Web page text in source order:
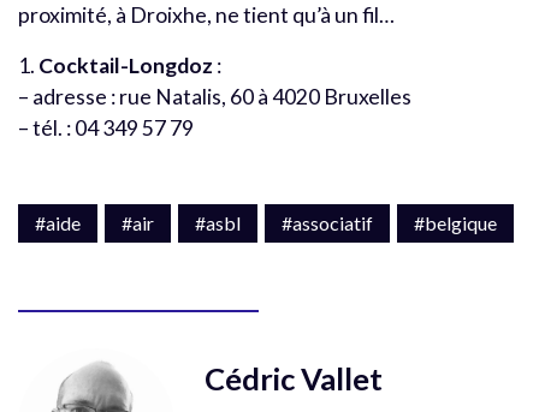
proximité, à Droixhe, ne tient qu’à un fil…
1. Cocktail-Longdoz :
– adresse : rue Natalis, 60 à 4020 Bruxelles
– tél. : 04 349 57 79
#aide #air #asbl #associatif #belgique
Cédric Vallet